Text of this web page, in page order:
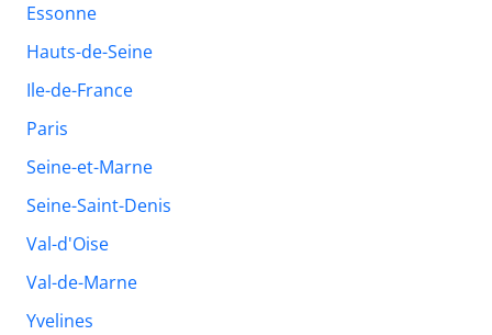
Essonne
Hauts-de-Seine
Ile-de-France
Paris
Seine-et-Marne
Seine-Saint-Denis
Val-d'Oise
Val-de-Marne
Yvelines